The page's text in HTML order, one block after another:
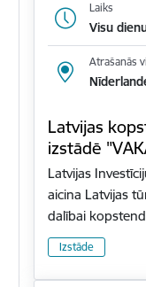
Laiks
Visu
Atrašanās
Latvijas
izstādē
Latvijas
aicina Latvijas
dalībai
Izstāde